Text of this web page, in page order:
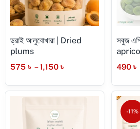
ড্রাই আলুবোখারা | Dried
plums
575 ৳ – 1,150 ৳
সবুজ
490 ৳
-11%